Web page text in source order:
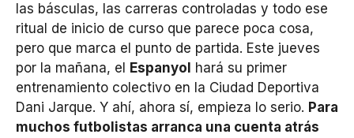
las básculas, las carreras controladas y todo ese
ritual de inicio de curso que parece poca cosa,
pero que marca el punto de partida. Este jueves
por la mañana, el
Espanyol
hará su primer
entrenamiento colectivo en la Ciudad Deportiva
Dani Jarque. Y ahí, ahora sí, empieza lo serio. Para
muchos futbolistas arranca una cuenta atrás